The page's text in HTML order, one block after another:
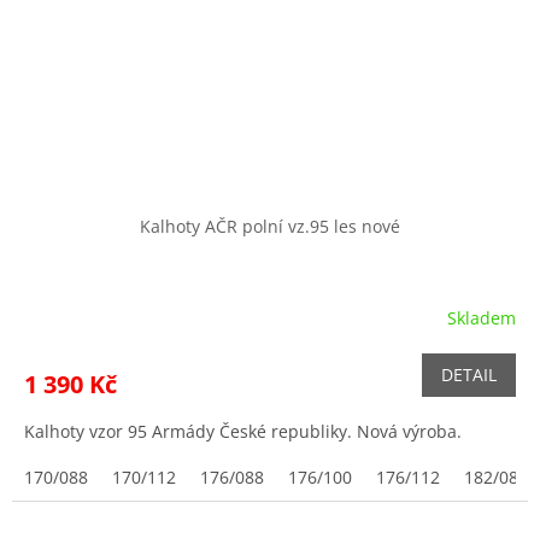
Kalhoty AČR polní vz.95 les nové
Skladem
1 390 Kč DETAIL
Kalhoty vzor 95 Armády České republiky. Nová výroba.
170/088
170/112 176/088 176/100 176/112 182/088